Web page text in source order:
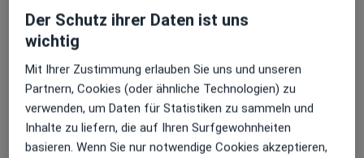
öffnet in einer neuen
Verfügbarkeit
Dr. med. Dirk Hagenburger bietet an diesem
Standort über Jameda keine Online-
Terminbuchung an
Zahlungsmodalitäten (private Besuche)
Der Schutz ihrer Daten ist uns
wichtig
Mit Ihrer Zustimmung erlauben Sie uns und unseren
Partnern, Cookies (oder ähnliche Technologien) zu
verwenden, um Daten für Statistiken zu sammeln und
Inhalte zu liefern, die auf Ihren Surfgewohnheiten
basieren. Wenn Sie nur notwendige Cookies akzeptieren,